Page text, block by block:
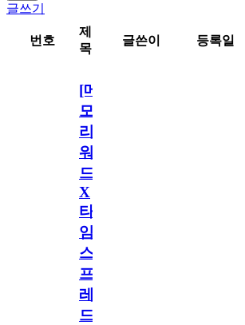
글쓰기
번호
제
목
글쓴이 등록일
[메
모
리
워
드
X
타
임
스
프
레
드]